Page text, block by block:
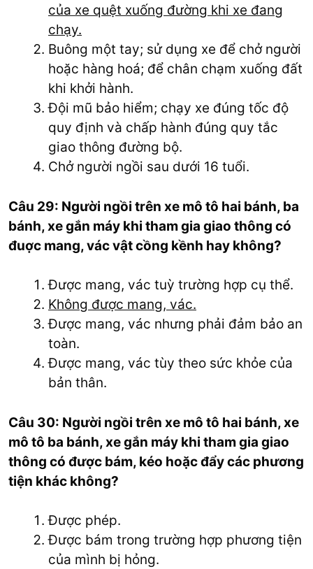
của xe quệt xuống đường khi xe đang
chạy.
Buông một tay; sử dụng xe để chở người
hoặc hàng hoá; để chân chạm xuống đất
khi khởi hành.
Đội mũ bảo hiểm; chạy xe đúng tốc độ
quy định và chấp hành đúng quy tắc
giao thông đường bộ.
Chở người ngồi sau dưới 16 tuổi.
Câu 29: Người ngồi trên xe mô tô hai bánh, ba
bánh, xe gắn máy khi tham gia giao thông có
đuợc mang, vác vật cồng kềnh hay không?
Được mang, vác tuỳ trường hợp cụ thể.
Không được mang, vác.
Được mang, vác nhưng phải đảm bảo an
toàn.
Được mang, vác tùy theo sức khỏe của
bản thân.
Câu 30: Người ngồi trên xe mô tô hai bánh, xe
mô tô ba bánh, xe gắn máy khi tham gia giao
thông có được bám, kéo hoặc đẩy các phương
tiện khác không?
Được phép.
Được bám trong trường hợp phương tiện
của mình bị hỏng.